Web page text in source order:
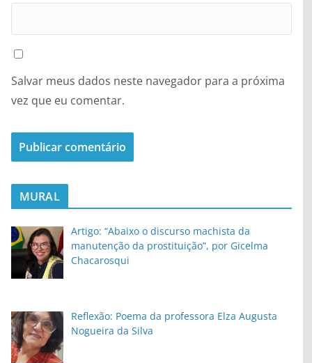
Salvar meus dados neste navegador para a próxima
vez que eu comentar.
MURAL
Artigo: “Abaixo o discurso machista da
manutenção da prostituição”, por Gicelma
Chacarosqui
Reflexão: Poema da professora Elza Augusta
Nogueira da Silva